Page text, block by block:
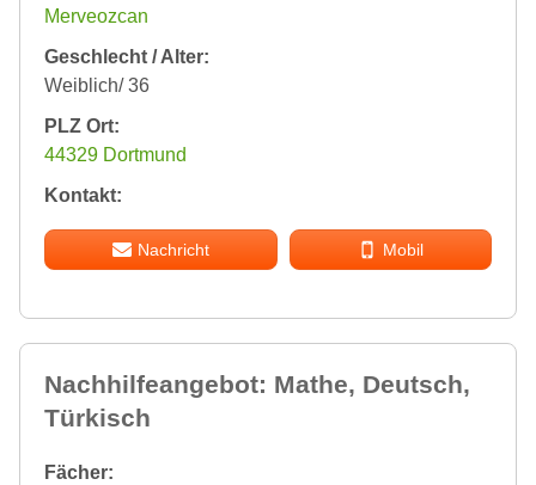
Merveozcan
Geschlecht / Alter:
Weiblich/ 36
PLZ Ort:
44329 Dortmund
Kontakt:
Nachricht Mobil
Nachhilfeangebot: Mathe, Deutsch,
Türkisch
Fächer: